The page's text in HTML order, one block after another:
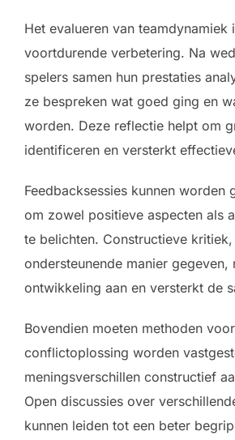
Het evalueren van teamdynamiek
voortdurende verbetering. Na
spelers samen hun prestaties
ze bespreken wat goed ging en
worden. Deze reflectie helpt om
identificeren en versterkt
Feedbacksessies kunnen worden
om zowel positieve aspecten als
te belichten. Constructieve
ondersteunende manier
ontwikkeling aan en versterkt de
Bovendien moeten methoden voor
conflictoplossing worden
meningsverschillen constructief
Open discussies over
kunnen leiden tot een beter